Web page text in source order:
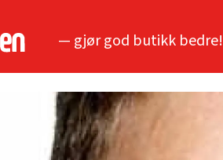
— gjør god butikk bedre!